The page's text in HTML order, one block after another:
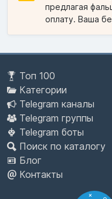
предлагая
оплату. Ваша
Топ 100
Категории
Telegram каналы
Telegram группы
Telegram боты
Поиск по каталогу
Блог
Контакты